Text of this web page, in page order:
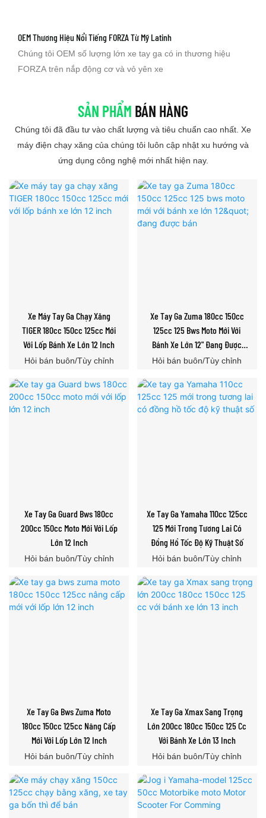
OEM Thương Hiệu Nổi Tiếng FORZA Từ Mỹ Latinh
Chúng tôi OEM số lượng lớn xe tay ga có in thương hiệu
FORZA trên nắp động cơ và vỏ yên xe
SẢN PHẨM BÁN HÀNG
Chúng tôi đã đầu tư vào chất lượng và tiêu chuẩn cao nhất. Xe
máy điện chạy xăng của chúng tôi luôn cập nhật xu hướng và
ứng dụng công nghệ mới nhất hiện nay.
Xe Máy Tay Ga Chạy Xăng
TIGER 180cc 150cc 125cc Mới
Với Lốp Bánh Xe Lớn 12 Inch
Hỏi bán buôn/Tùy chỉnh
Xe Tay Ga Zuma 180cc 150cc
125cc 125 Bws Moto Mới Với
Bánh Xe Lớn 12" Đang Được
Bán
Hỏi bán buôn/Tùy chỉnh
Xe Tay Ga Guard Bws 180cc
200cc 150cc Moto Mới Với Lốp
Lớn 12 Inch
Hỏi bán buôn/Tùy chỉnh
Xe Tay Ga Yamaha 110cc 125cc
125 Mới Trong Tương Lai Có
Đồng Hồ Tốc Độ Kỹ Thuật Số
Hỏi bán buôn/Tùy chỉnh
Xe Tay Ga Bws Zuma Moto
180cc 150cc 125cc Nâng Cấp
Mới Với Lốp Lớn 12 Inch
Hỏi bán buôn/Tùy chỉnh
Xe Tay Ga Xmax Sang Trọng
Lớn 200cc 180cc 150cc 125 Cc
Với Bánh Xe Lớn 13 Inch
Hỏi bán buôn/Tùy chỉnh